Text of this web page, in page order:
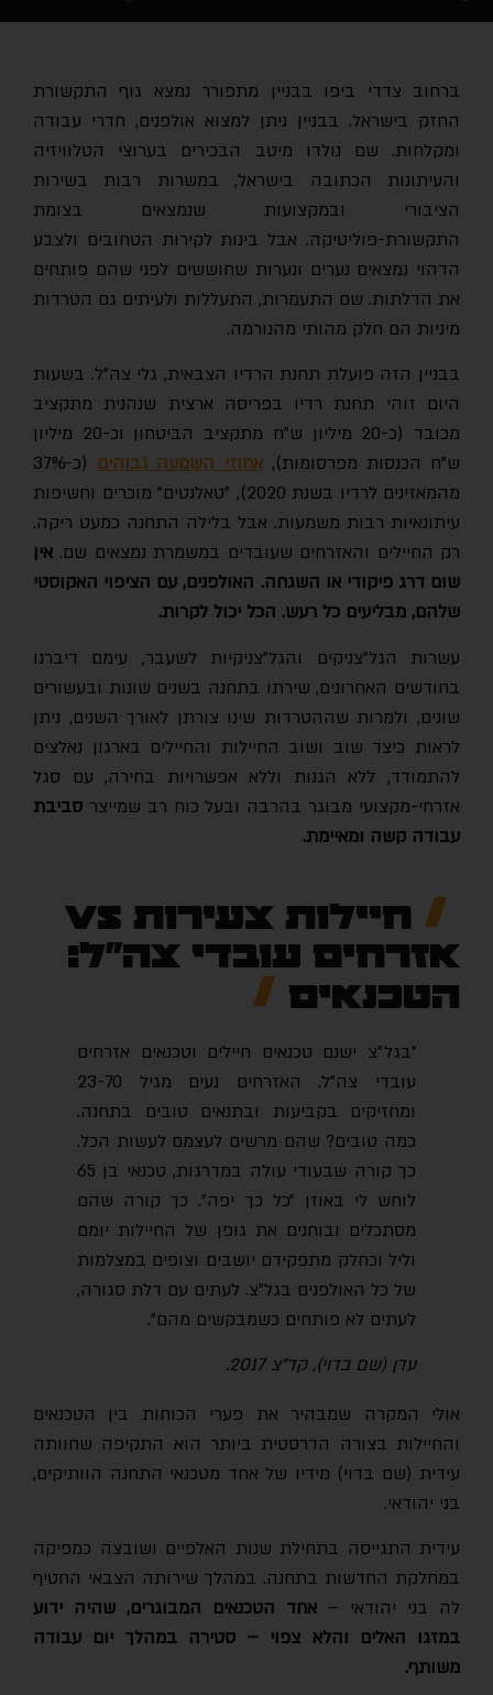
ברחוב צדדי ביפו בבניין מתפורר נמצא גוף התקשורת
החזק בישראל. בבניין ניתן למצוא אולפנים, חדרי עבודה
ומקלחות. שם נולדו מיטב הבכירים בערוצי הטלוויזיה
והעיתונות הכתובה בישראל, במשרות רבות בשירות
הציבורי ובמקצועות שנמצאים בצומת
התקשורת-פוליטיקה. אבל בינות לקירות הטחובים ולצבע
הדהוי נמצאים נערים ונערות שחוששים לפני שהם פותחים
את הדלתות. שם התעמרות, התעללות ולעיתים גם הטרדות
מיניות הם חלק מהותי מהנורמה.
בבניין הזה פועלת תחנת הרדיו הצבאית, גלי צה"ל. בשעות
היום זוהי תחנת רדיו בפריסה ארצית שנהנית מתקציב
מכובד (כ-20 מיליון ש"ח מתקציב הביטחון וכ-20 מיליון
ש"ח הכנסות מפרסומות),אחוזי השמעה גבוהים
(כ-37%
מהמאזינים לרדיו בשנת 2020), "טאלנטים" מוכרים וחשיפות
עיתונאיות רבות משמעות. אבל בלילה התחנה כמעט ריקה.
רק החיילים והאזרחים שעובדים במשמרת נמצאים שם. אין
שום דרג פיקודי או השגחה. האולפנים, עם הציפוי האקוסטי
שלהם, מבליעים כל רעש. הכל יכול לקרות.
עשרות הגל"צניקים והגל"צניקיות לשעבר, עימם דיברנו
בחודשים האחרונים, שירתו בתחנה בשנים שונות ובעשורים
שונים, ולמרות שההטרדות שינו צורתן לאורך השנים, ניתן
לראות כיצד שוב ושוב החיילות והחיילים בארגון נאלצים
להתמודד, ללא הגנות וללא אפשרויות בחירה, עם סגל
אזרחי-מקצועי מבוגר בהרבה ובעל כוח רב שמייצרסביבת
עבודה קשה ומאיימת.
חיילות צעירות VS
אזרחים עובדי צה"ל:
הטכנאים
"בגל״צ ישנם טכנאים חיילים וטכנאים אזרחים
עובדי צה"ל. האזרחים נעים מגיל 23-70
ומחזיקים בקביעות ובתנאים טובים בתחנה.
כמה טובים? שהם מרשים לעצמם לעשות הכל.
כך קורה שבעודי עולה במדרגות, טכנאי בן 65
לוחש לי באוזן ״כל כך יפה״. כך קורה שהם
מסתכלים ובוחנים את גופן של החיילות יומם
וליל וכחלק מתפקידם יושבים וצופים במצלמות
של כל האולפנים בגל"צ. לעתים עם דלת סגורה,
לעתים לא פותחים כשמבקשים מהם".
עדן (שם בדוי), קד"צ 2017.
אולי המקרה שמבהיר את פערי הכוחות בין הטכנאים
והחיילות בצורה הדרסטית ביותר הוא התקיפה שחוותה
עידית (שם בדוי) מידיו של אחד מטכנאי התחנה הוותיקים,
בני יהודאי.
עידית התגייסה בתחילת שנות האלפיים ושובצה כמפיקה
במחלקת החדשות בתחנה. במהלך שירותה הצבאי החטיף
לה בני יהודאי – אחד הטכנאים המבוגרים, שהיה ידוע
במזגו האלים והלא צפוי – סטירה במהלך יום עבודה
משותף.